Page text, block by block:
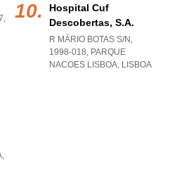
,
,
Hospital Cuf
Descobertas, S.a.
R MÁRIO BOTAS S/N,
1998-018, PARQUE
NACOES LISBOA, LISBOA